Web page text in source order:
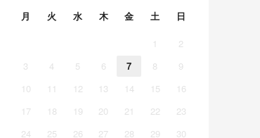
月 火 水 木 金 土 日
1
2
3
4 5 6 7 8
9
10
11 12 13 14 15
16
17
18 19 20 21 22
23
24
25 26 27 28 29
30